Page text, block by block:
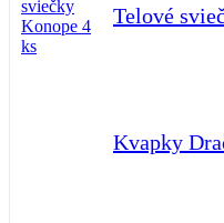
Telové
Kvapky